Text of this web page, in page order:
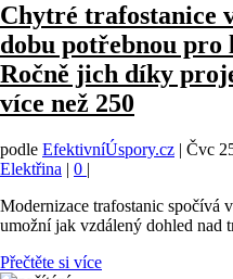
Chytré trafostanice
dobu potřebnou
Ročně jich díky
více než 250
podle EfektivníÚspory.cz | Čvc
Elektřina | 0 |
Modernizace trafostanic spočívá
umožní jak vzdálený dohled nad
Přečtěte si více